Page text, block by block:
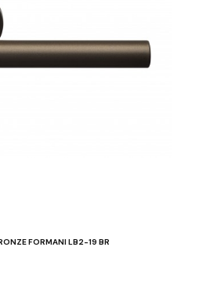
FORMANI LB2-19 BR